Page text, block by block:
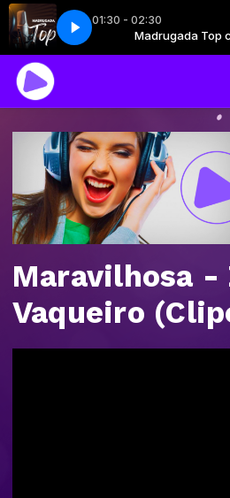
01:30 - 02:30
Top Madrugada Top
(85) 9 9277 - 8382CLUBE
Maravilhosa -
Vaqueiro